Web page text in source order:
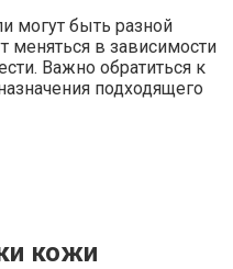
могут быть разной
меняться в зависимости
Важно обратиться к
подходящего
кожи